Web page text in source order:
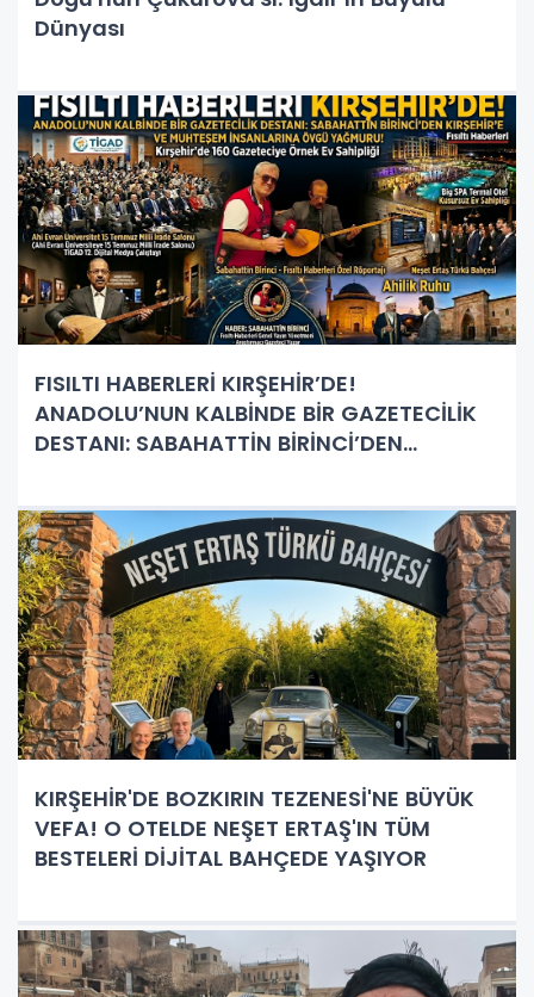
Dünyası
FISILTI HABERLERİ KIRŞEHİR’DE!
ANADOLU’NUN KALBİNDE BİR GAZETECİLİK
DESTANI: SABAHATTİN BİRİNCİ’DEN
KIRŞEHİR'DE BOZKIRIN TEZENESİ'NE BÜYÜK
VEFA! O OTELDE NEŞET ERTAŞ'IN TÜM
BESTELERİ DİJİTAL BAHÇEDE YAŞIYOR